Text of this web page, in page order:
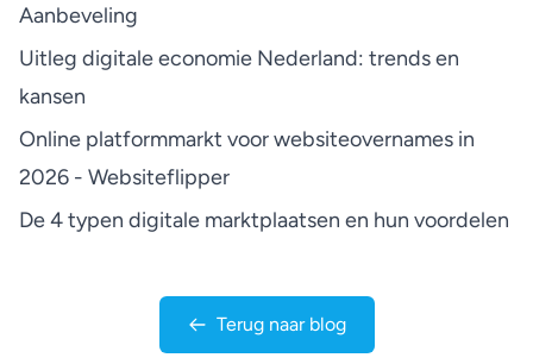
Aanbeveling
Uitleg digitale economie Nederland: trends en
kansen
Online platformmarkt voor websiteovernames in
2026 - Websiteflipper
De 4 typen digitale marktplaatsen en hun voordelen
Terug naar blog